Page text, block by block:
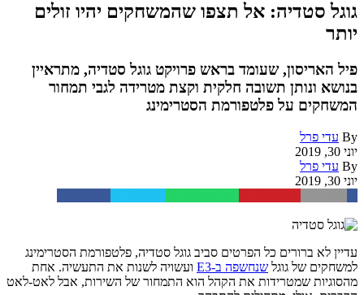
גוגל סטדיה: אל תצפו שהמשחקים יהיו זולים
יותר
פיל האריסון, שעומד בראש פרויקט גוגל סטדיה, מתראיין
בנושא ונותן תשובה חלקית וקצת מטרידה לגבי תמחור
המשחקים על פלטפורמת הסטרימינג
By עדי פרל
יוני 30, 2019
By עדי פרל
יוני 30, 2019
עדיין לא ברורים כל הפרטים סביב גוגל סטדיה, פלטפורמת הסטרימינג
למשחקים של גוגל שנחשפה ב-E3
ועשויה לשנות את התעשיה. אחת
מהסוגיות שמטרידות את הקהל הוא התמחור של השירות, אבל לאט-לאט